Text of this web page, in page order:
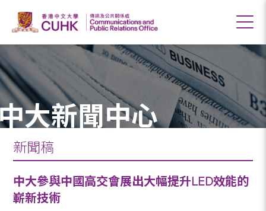
大新聞中心
新聞稿
中大參與中國高交會展出大幅提升LED效能的
嶄新技術